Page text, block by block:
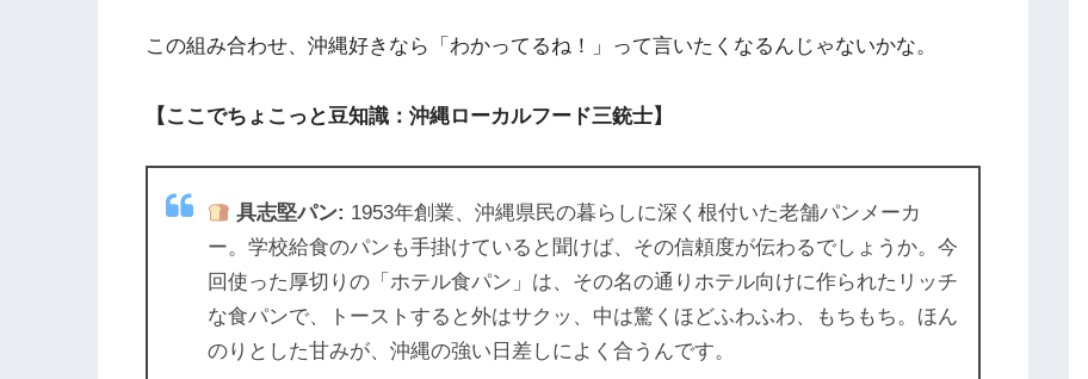
この組み合わせ、沖縄好きなら「わかってるね！」って言いたくなるんじゃないかな。
【ここでちょこっと豆知識：沖縄ローカルフード三銃士】
具志堅パン: 1953年創業、沖縄県民の暮らしに深く根付いた老舗パンメーカ
ー。学校給食のパンも手掛けていると聞けば、その信頼度が伝わるでしょうか。今
回使った厚切りの「ホテル食パン」は、その名の通りホテル向けに作られたリッチ
な食パンで、トーストすると外はサクッ、中は驚くほどふわふわ、もちもち。ほん
のりとした甘みが、沖縄の強い日差しによく合うんです。